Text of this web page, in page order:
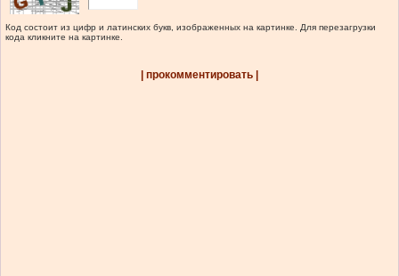
Код состоит из цифр и латинских букв, изображенных на картинке. Для перезагрузки
кода кликните на картинке.
| прокомментировать |